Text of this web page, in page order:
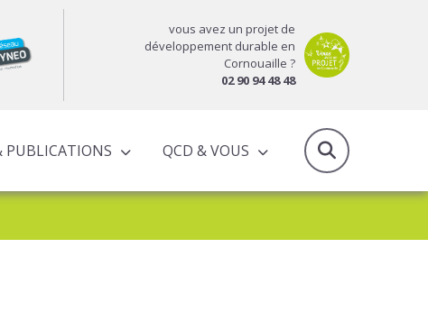
vous avez un projet de
développement durable en
Cornouaille ?
02 90 94 48 48
PUBLICATIONS QCD & VOUS